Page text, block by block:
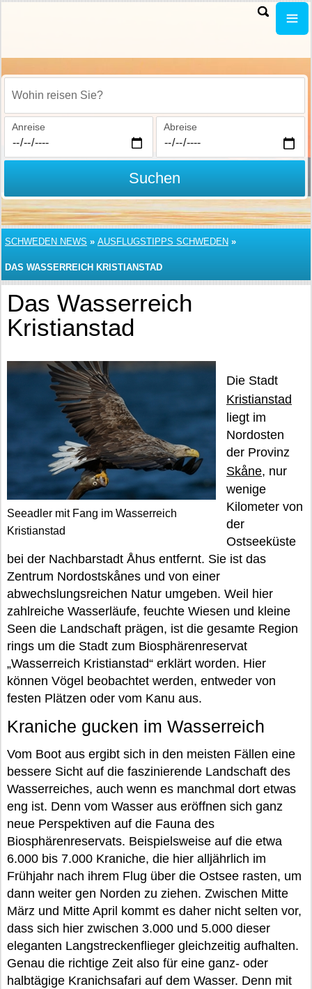
Wohin reisen Sie?
Anreise Abreise
Suchen
SCHWEDEN NEWS » AUSFLUGSTIPPS SCHWEDEN »
DAS WASSERREICH KRISTIANSTAD
Das Wasserreich
Kristianstad
Seeadler mit Fang im Wasserreich
Kristianstad
Die Stadt
Kristianstad
liegt im
Nordosten
der Provinz
Skåne, nur
wenige
Kilometer von
der
Ostseeküste
bei der Nachbarstadt Åhus entfernt. Sie ist das
Zentrum Nordostskånes und von einer
abwechslungsreichen Natur umgeben. Weil hier
zahlreiche Wasserläufe, feuchte Wiesen und kleine
Seen die Landschaft prägen, ist die gesamte Region
rings um die Stadt zum Biosphärenreservat
„Wasserreich Kristianstad“ erklärt worden. Hier
können Vögel beobachtet werden, entweder von
festen Plätzen oder vom Kanu aus.
Kraniche gucken im Wasserreich
Vom Boot aus ergibt sich in den meisten Fällen eine
bessere Sicht auf die faszinierende Landschaft des
Wasserreiches, auch wenn es manchmal dort etwas
eng ist. Denn vom Wasser aus eröffnen sich ganz
neue Perspektiven auf die Fauna des
Biosphärenreservats. Beispielsweise auf die etwa
6.000 bis 7.000 Kraniche, die hier alljährlich im
Frühjahr nach ihrem Flug über die Ostsee rasten, um
dann weiter gen Norden zu ziehen. Zwischen Mitte
März und Mitte April kommt es daher nicht selten vor,
dass sich hier zwischen 3.000 und 5.000 dieser
eleganten Langstreckenflieger gleichzeitig aufhalten.
Genau die richtige Zeit also für eine ganz- oder
halbtägige Kranichsafari auf dem Wasser. Denn mit